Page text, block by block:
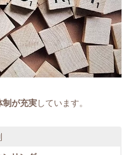
制が充実しています。